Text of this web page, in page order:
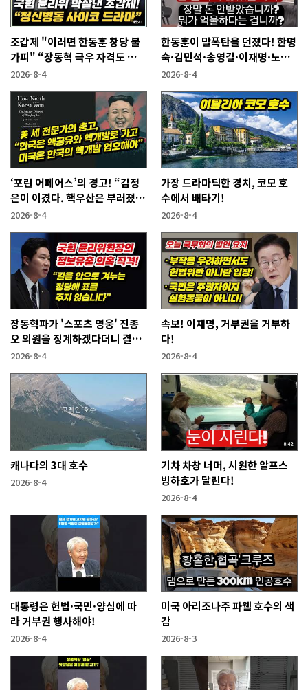
조갑제 "이러면 한동훈 창당 불
가피" “장동혁 극우 자격도 없
어...2억 쓰고 성과 없어”
2026-8-4
한동훈이 말폭탄을 던졌다! 한명
숙·김민석·송영길·이재명·노
무현에게
2026-8-4
‘포린 어페어스’의 경고! “김정
은이 이겼다. 핵우산은 부러졌
다”
2026-8-4
가장 드라마틱한 경치, 코모 호
수에서 배타기!
2026-8-4
장동혁파가 '스포츠 영웅' 진종
오 의원을 징계하겠다더니 결국
···
2026-8-4
속보! 이재명, 거부권을 거부하
다!
2026-8-4
캐나다의 3대 호수
2026-8-4
기차 차창 너머, 시원한 알프스
빙하호가 달린다!
2026-8-4
대통령은 헌법·국민·양심에 따
라 거부권 행사해야!
2026-8-4
미국 아리조나주 파웰 호수의 색
감
2026-8-3